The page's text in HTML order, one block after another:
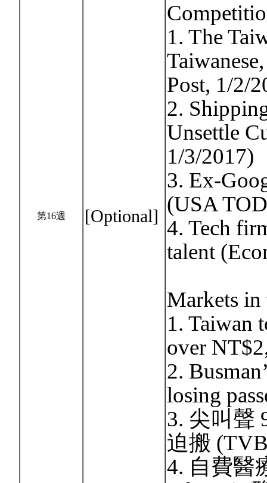
第16週 [Optional]
1. The
Post, 1/2/
2.
Unsettle
1/3/2017)
3. Ex-
(USA
4. Tech
talent
Markets
1. Taiwan
over
2.
losing
3. 尖叫聲
迫搬
4. 自費醫